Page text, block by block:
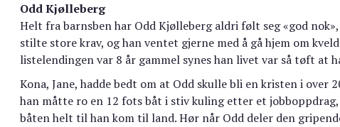
Odd Kjølleberg
Helt fra barnsben har Odd Kjølleberg aldri følt seg «god
stilte store krav, og han ventet gjerne med å gå hjem om
listelendingen var 8 år gammel synes han livet var så tøft at
Kona, Jane, hadde bedt om at Odd skulle bli en kristen i over
han måtte ro en 12 fots båt i stiv kuling etter et
båten helt til han kom til land. Hør når Odd deler den